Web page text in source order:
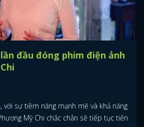
đầu đóng phim điện ảnh
với sự tiềm năng mạnh mẽ và khả năng
Mỹ Chi chắc chắn sẽ tiếp tục tiến